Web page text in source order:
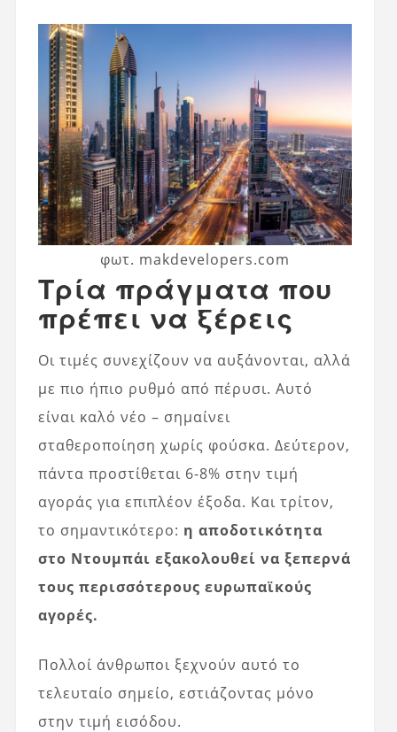
φωτ. makdevelopers.com
Τρία πράγματα που
πρέπει να ξέρεις
Οι τιμές συνεχίζουν να αυξάνονται, αλλά
με πιο ήπιο ρυθμό από πέρυσι. Αυτό
είναι καλό νέο – σημαίνει
σταθεροποίηση χωρίς φούσκα. Δεύτερον,
πάντα προστίθεται 6-8% στην τιμή
αγοράς για επιπλέον έξοδα. Και τρίτον,
το σημαντικότερο: η αποδοτικότητα
στο Ντουμπάι εξακολουθεί να ξεπερνά
τους περισσότερους ευρωπαϊκούς
αγορές.
Πολλοί άνθρωποι ξεχνούν αυτό το
τελευταίο σημείο, εστιάζοντας μόνο
στην τιμή εισόδου.